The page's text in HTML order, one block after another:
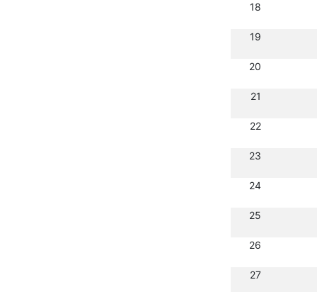
18
19
20
21
22
23
24
25
26
27